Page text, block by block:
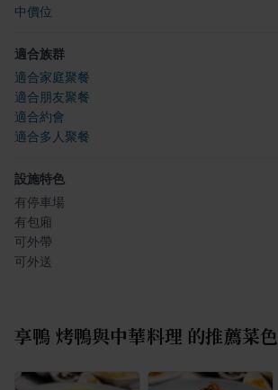
中價位
適合族群
適合家庭聚餐
適合朋友聚餐
適合約會
適合多人聚餐
設施特色
有停車場
有包廂
可外帶
可外送
享鴨 烤鴨與中華料理 的推薦菜色